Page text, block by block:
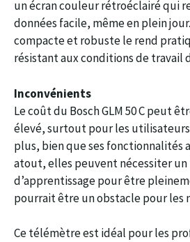
un écran couleur rétroéclairé qui
données facile, même en plein
compacte et robuste le rend
résistant aux conditions de travail
Inconvénients
Le coût du Bosch GLM 50 C peut
élevé, surtout pour les utilisateurs
plus, bien que ses fonctionnalités
atout, elles peuvent nécessiter un
d’apprentissage pour être
pourrait être un obstacle pour les
Ce télémètre est idéal pour les